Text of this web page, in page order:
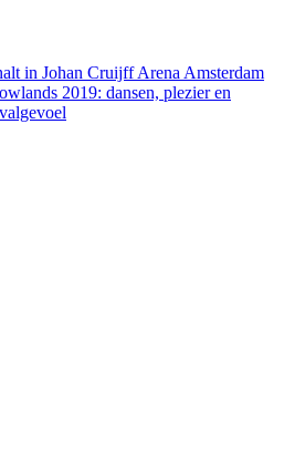
in Johan Cruijff Arena Amsterdam
2019: dansen, plezier en